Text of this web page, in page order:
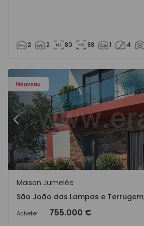
2 2 80 88 1 4
Nouveau
Précédent
São João das Lampas e Terrugem,
Maison Jumelée
São João das Lampas e
Acheter 755.000 €